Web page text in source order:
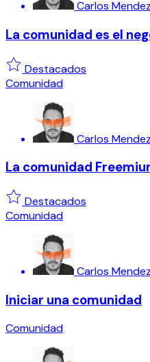
Carlos Mendez
La comunidad es el
Destacados
Comunidad
Carlos Mendez
La comunidad
Destacados
Comunidad
Carlos Mendez
Iniciar una comunidad
Comunidad